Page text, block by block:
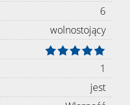
6
wolnostojący
1
jest